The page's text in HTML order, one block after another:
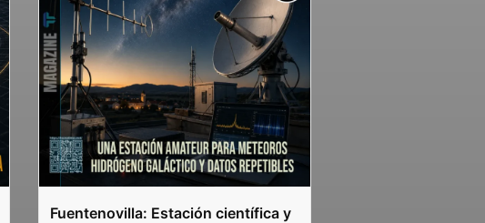
Fuentenovilla: Estación científica y